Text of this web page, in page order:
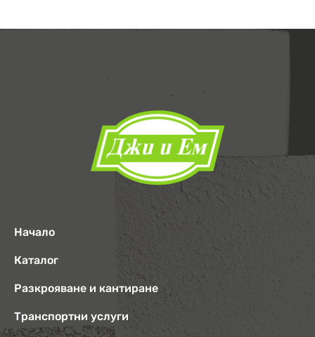
Начало
Каталог
Разкрояване и кантиране
Транспортни услуги